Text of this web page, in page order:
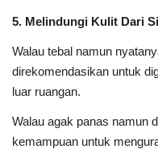
5. Melindungi Kulit Dari
Walau tebal namun
direkomendasikan untuk
luar ruangan.
Walau agak panas namun
kemampuan untuk